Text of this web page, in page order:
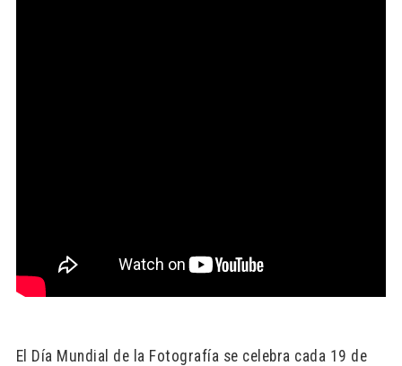
El Día Mundial de la Fotografía se celebra cada 19 de